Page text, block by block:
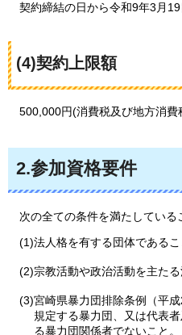
契約締結の日から令和9年3月
(4)契約上限額
500,000円(消費税及び地方消費
2.参加資格要件
次の全ての条件を満たしている
(1)法人格を有する団体であるこ
(2)宗教活動や政治活動を主た
(3)宮崎県暴力団排除条例（平
規定する暴力団、又は代表
る暴力団関係者でないこと。